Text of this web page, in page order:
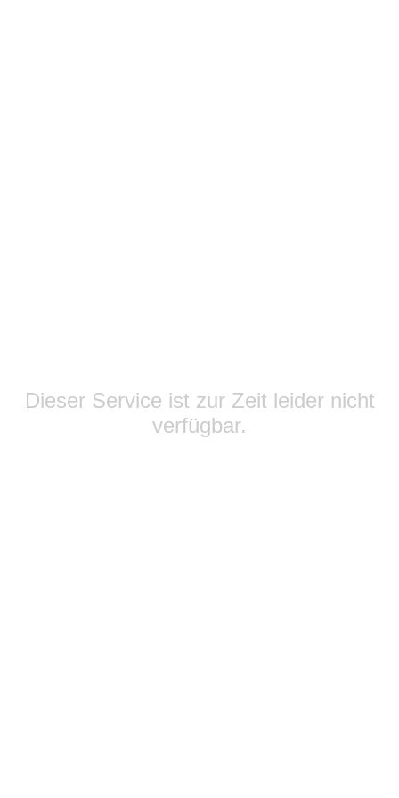
Dieser Service ist zur Zeit leider nicht
verfügbar.